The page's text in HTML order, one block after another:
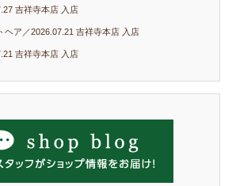
吉祥寺本店 入店
ヘア／2026.07.21 吉祥寺本店 入店
吉祥寺本店 入店